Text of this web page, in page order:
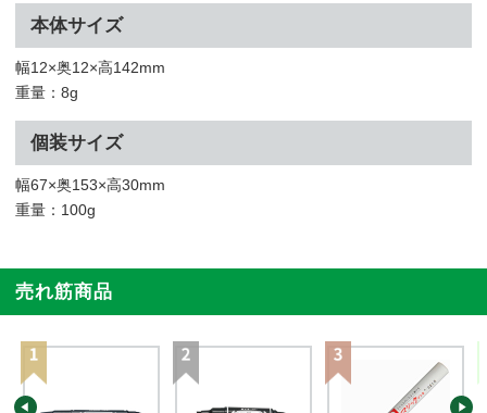
本体サイズ
幅12×奥12×高142mm
重量：8g
個装サイズ
幅67×奥153×高30mm
重量：100g
売れ筋商品